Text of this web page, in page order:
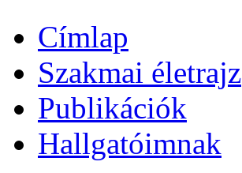
Címlap
Szakmai életrajz
Publikációk
Hallgatóimnak